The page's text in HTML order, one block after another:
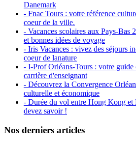
Danemark
- Fnac Tours : votre référence
coeur de la ville.
- Vacances scolaires aux Pays-Bas
et bonnes idées de voyage
- Iris Vacances : vivez des séjours
coeur de lanature
- I-Prof Orléans-Tours : votre
carrière d'enseignant
- Découvrez la Convergence
culturelle et économique
- Durée du vol entre Hong Kong et
devez savoir !
Nos derniers articles